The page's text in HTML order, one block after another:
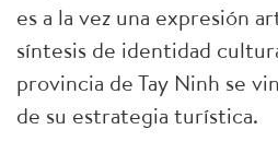
es a la vez una expresión
síntesis de identidad
provincia de Tay Ninh se
de su estrategia turística.